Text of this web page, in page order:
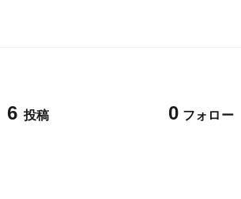
6 投稿 0 フォロー